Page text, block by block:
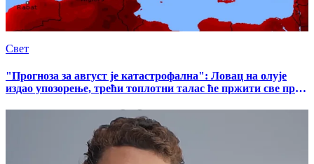
Свет
"Прогноза за август је катастрофална": Ловац на олује
издао упозорење, трећи топлотни талас ће пржити све пред